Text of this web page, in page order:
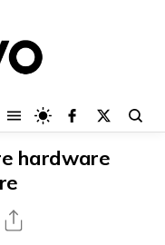
hardware